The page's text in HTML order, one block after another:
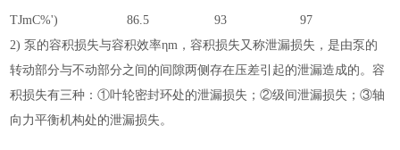
TJmC%') 86.5 93
97
2) 泵的容积损失与容积效率ηm，容积损失又称泄漏损失，是由泵的
转动部分与不动部分之间的间隙两侧存在压差引起的泄漏造成的。容
积损失有三种：①叶轮密封环处的泄漏损失；②级间泄漏损失；③轴
向力平衡机构处的泄漏损失。